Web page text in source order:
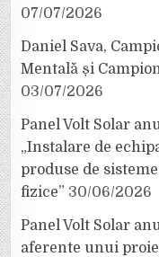
07/07/2026
Daniel Sava,
Mentală și
03/07/2026
Panel Volt Solar
„Instalare de
produse de
fizice” 30/06/2026
Panel Volt Solar
aferente unui